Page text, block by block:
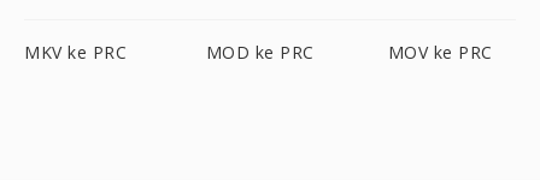
MKV ke PRC MOD ke PRC MOV ke PRC